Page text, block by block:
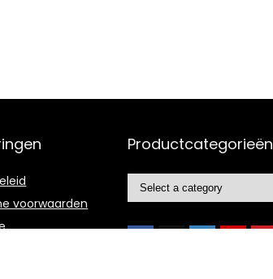
voorwaarden
Productcategorieën